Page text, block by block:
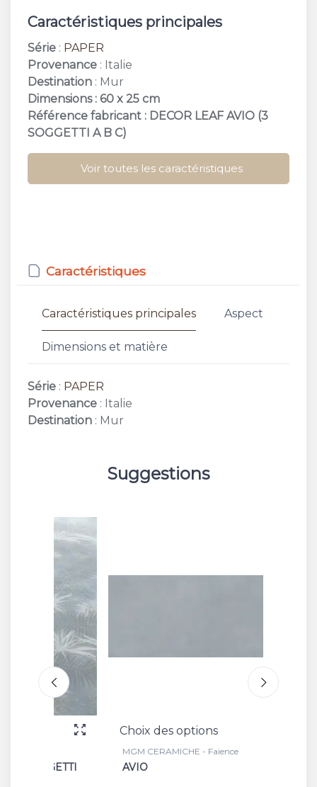
Caractéristiques principales
Série : PAPER
Provenance : Italie
Destination : Mur
Dimensions : 60 x 25 cm
Référence fabricant : DECOR LEAF AVIO (3
SOGGETTI A B C)
Voir toutes les caractéristiques
Caractéristiques
Caractéristiques principales Aspect
Dimensions et matière
Série : PAPER
Provenance : Italie
Destination : Mur
Suggestions
Choix des options
MGM CERAMICHE - Faience
AVIO